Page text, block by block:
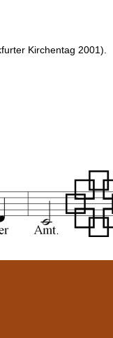
Kirchentag 2001).